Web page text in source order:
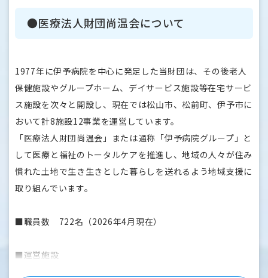
・病床数：290床（回復期リハビリテーション病棟218床・
児科・麻酔科
■スタッフについて
・グループ全職員数700名以上、伊予病院所属は400名以上
・平均年齢 42歳
・主に松山市、伊予市、松前町、砥部町から通勤（無料駐車
場有り）
・育休取得率 男性90％・女性100％、復帰率は共に100％
多職種で協力しあう環境が整っていて、コミュニケーション
優しく、質問や相談がしやすい」との声をいただいていま
●医療法人財団尚温会について
1977年に伊予病院を中心に発足した当財団は、その後老人
保健施設やグループホーム、デイサービス施設等在宅サービ
ス施設を次々と開設し、現在では松山市、松前町、伊予市に
おいて計8施設12事業を運営しています。
「医療法人財団尚温会」または通称「伊予病院グループ」と
して医療と福祉のトータルケアを推進し、地域の人々が住み
慣れた土地で生き生きとした暮らしを送れるよう地域支援に
取り組んでいます。
■職員数 722名（2026年4月現在）
■運営施設